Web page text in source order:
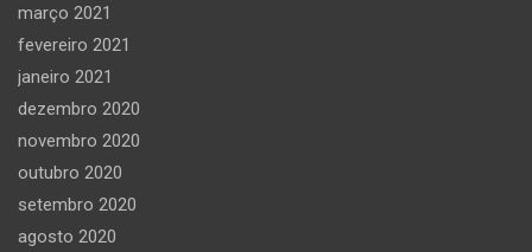
março 2021
fevereiro 2021
janeiro 2021
dezembro 2020
novembro 2020
outubro 2020
setembro 2020
agosto 2020